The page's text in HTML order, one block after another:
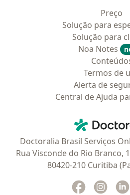
Preço
Solução para
Solução para
Noa Notes
Termos de
Alerta de
Central de Ajuda
Doctoralia Brasil Serviços
Rua Visconde do Rio Branco,
80420-210 Curitiba
Facebook
abre num